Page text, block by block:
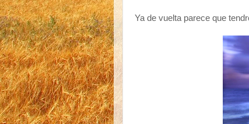
Ya de vuelta parece que